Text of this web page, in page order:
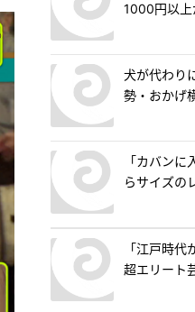
1000円以上
の懐事情を
犬が代わり
勢・おかげ
カゲ屋敷」
「カバン
らサイズの
気！「ダイ
「江戸時代
超エリート
発！自作ゲ